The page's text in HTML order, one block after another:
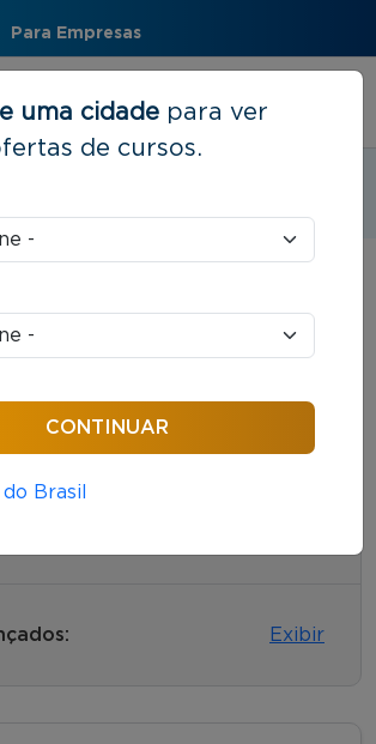
Para Empresas
SC
aqui
145 cursos
Exibir
uma cidade para ver
de cursos.
Brasil